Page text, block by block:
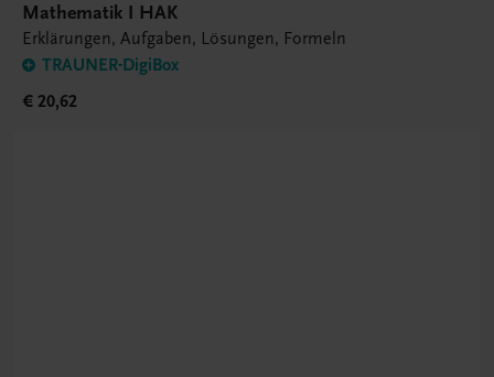
Mathematik I HAK
Erklärungen, Aufgaben, Lösungen, Formeln
TRAUNER-DigiBox
€ 20,62